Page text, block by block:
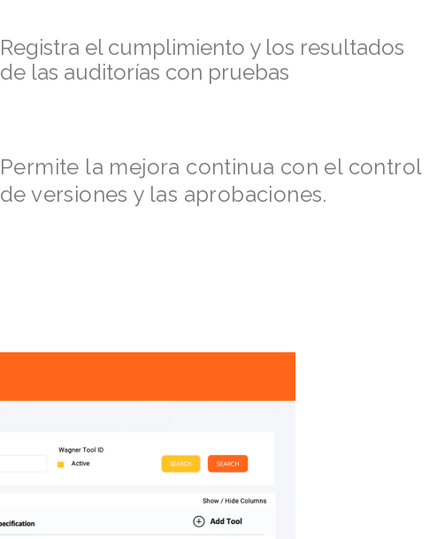
Registra el cumplimiento y los resultados
de las auditorías con pruebas
Permite la mejora continua con el control
de versiones y las aprobaciones.